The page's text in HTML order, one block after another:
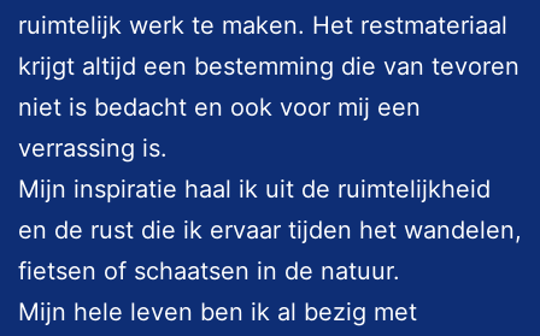
ruimtelijk werk te maken. Het restmateriaal
krijgt altijd een bestemming die van tevoren
niet is bedacht en ook voor mij een
verrassing is.
Mijn inspiratie haal ik uit de ruimtelijkheid
en de rust die ik ervaar tijden het wandelen,
fietsen of schaatsen in de natuur.
Mijn hele leven ben ik al bezig met